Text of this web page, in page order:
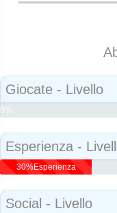
Giocate - Livello
0%
Esperienza -
30%Esperienza
Social - Livello